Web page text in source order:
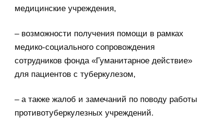
медицинские учреждения,
– возможности получения помощи в рамках
медико-социального сопровождения
сотрудников фонда «Гуманитарное действие»
для пациентов с туберкулезом,
– а также жалоб и замечаний по поводу работы
противотуберкулезных учреждений.